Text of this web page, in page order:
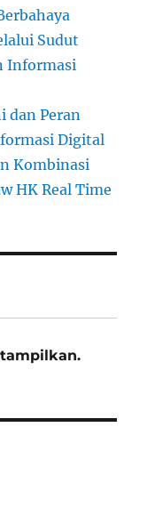
Sudut
Informasi
dan Peran
Digital
Kombinasi
HK Real Time